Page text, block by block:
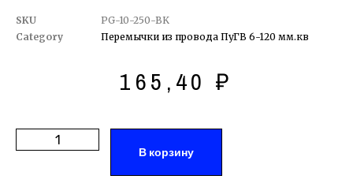
SKU
PG-10-250-BK
Category
Перемычки из провода ПуГВ 6-120 мм.кв
165,40₽
В корзину